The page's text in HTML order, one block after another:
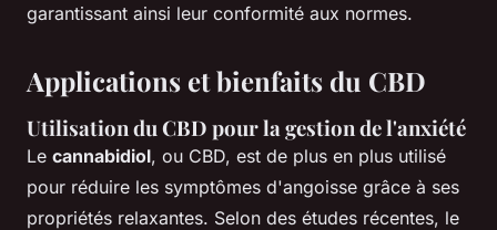
garantissant ainsi leur conformité aux normes.
Applications et bienfaits du CBD
Utilisation du CBD pour la gestion de l'anxiété
Le cannabidiol, ou CBD, est de plus en plus utilisé
pour réduire les symptômes d'angoisse grâce à ses
propriétés relaxantes. Selon des études récentes, le